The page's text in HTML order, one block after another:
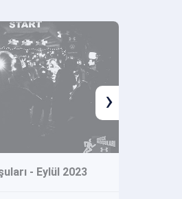
- Eylül 2023
›